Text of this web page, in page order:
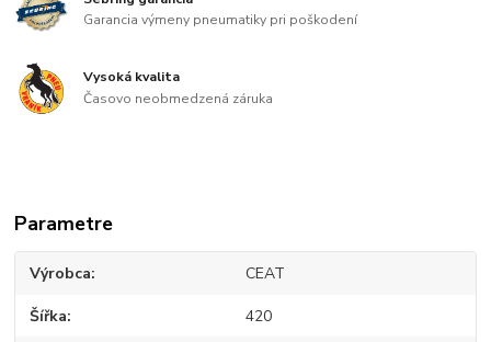
Garancia výmeny pneumatiky pri poškodení
Vysoká kvalita
Časovo neobmedzená záruka
Parametre
Výrobca CEAT
Šířka 420